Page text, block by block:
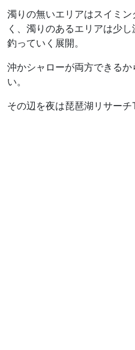
濁りの無いエリアはスイミ
く、濁りのあるエリアは少
釣っていく展開。
沖かシャローが両方できる
い。
その辺を夜は琵琶湖リサーチ